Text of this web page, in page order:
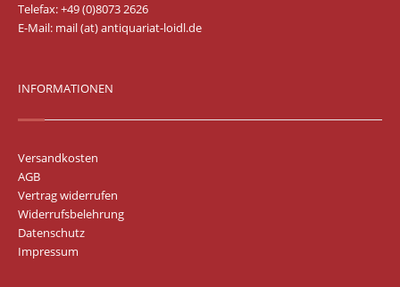
Telefax: +49 (0)8073 2626
E-Mail: mail (at) antiquariat-loidl.de
INFORMATIONEN
Versandkosten
AGB
Vertrag widerrufen
Widerrufsbelehrung
Datenschutz
Impressum